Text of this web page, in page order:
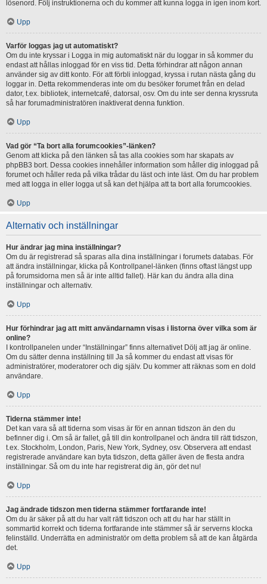
lösenord. Följ instruktionerna och du kommer att kunna logga in igen inom kort.
Upp
Varför loggas jag ut automatiskt?
Om du inte kryssar i Logga in mig automatiskt när du loggar in så kommer du
endast att hållas inloggad för en viss tid. Detta förhindrar att någon annan
använder sig av ditt konto. För att förbli inloggad, kryssa i rutan nästa gång du
loggar in. Detta rekommenderas inte om du besöker forumet från en delad
dator, t.ex. bibliotek, internetcafé, datorsal, osv. Om du inte ser denna kryssruta
så har forumadministratören inaktiverat denna funktion.
Upp
Vad gör “Ta bort alla forumcookies”-länken?
Genom att klicka på den länken så tas alla cookies som har skapats av
phpBB3 bort. Dessa cookies innehåller information som håller dig inloggad på
forumet och håller reda på vilka trådar du läst och inte läst. Om du har problem
med att logga in eller logga ut så kan det hjälpa att ta bort alla forumcookies.
Upp
Alternativ och inställningar
Hur ändrar jag mina inställningar?
Om du är registrerad så sparas alla dina inställningar i forumets databas. För
att ändra inställningar, klicka på Kontrollpanel-länken (finns oftast längst upp
på forumsidorna men så är inte alltid fallet). Här kan du ändra alla dina
inställningar och alternativ.
Upp
Hur förhindrar jag att mitt användarnamn visas i listorna över vilka som är
online?
I kontrollpanelen under “Inställningar” finns alternativet Dölj att jag är online.
Om du sätter denna inställning till Ja så kommer du endast att visas för
administratörer, moderatorer och dig själv. Du kommer att räknas som en dold
användare.
Upp
Tiderna stämmer inte!
Det kan vara så att tiderna som visas är för en annan tidszon än den du
befinner dig i. Om så är fallet, gå till din kontrollpanel och ändra till rätt tidszon,
t.ex. Stockholm, London, Paris, New York, Sydney, osv. Observera att endast
registrerade användare kan byta tidszon, detta gäller även de flesta andra
inställningar. Så om du inte har registrerat dig än, gör det nu!
Upp
Jag ändrade tidszon men tiderna stämmer fortfarande inte!
Om du är säker på att du har valt rätt tidszon och att du har har ställt in
sommartid korrekt och tiderna fortfarande inte stämmer så är serverns klocka
felinställd. Underrätta en administratör om detta problem så att de kan åtgärda
det.
Upp